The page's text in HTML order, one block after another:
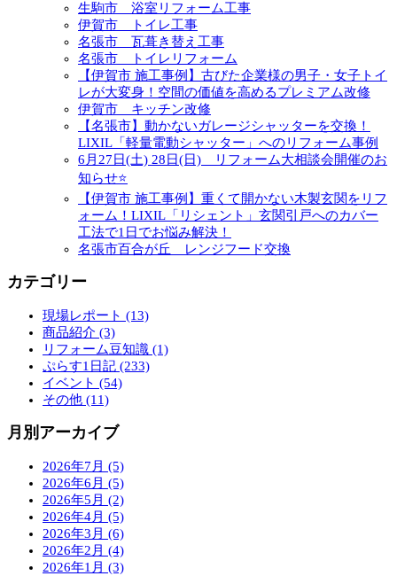
生駒市 浴室リフォーム工事
伊賀市 トイレ工事
名張市 瓦葺き替え工事
名張市 トイレリフォーム
【伊賀市 施工事例】古びた企業様の男子・女子トイ
レが大変身！空間の価値を高めるプレミアム改修
伊賀市 キッチン改修
【名張市】動かないガレージシャッターを交換！
LIXIL「軽量電動シャッター」へのリフォーム事例
6月27日(土) 28日(日) リフォーム大相談会開催のお
知らせ⭐
【伊賀市 施工事例】重くて開かない木製玄関をリフ
ォーム！LIXIL「リシェント」玄関引戸へのカバー
工法で1日でお悩み解決！
名張市百合が丘 レンジフード交換
カテゴリー
現場レポート (13)
商品紹介 (3)
リフォーム豆知識 (1)
ぷらす1日記 (233)
イベント (54)
その他 (11)
月別アーカイブ
2026年7月 (5)
2026年6月 (5)
2026年5月 (2)
2026年4月 (5)
2026年3月 (6)
2026年2月 (4)
2026年1月 (3)